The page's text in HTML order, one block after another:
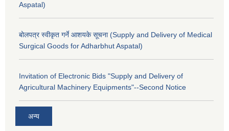
Aspatal)
बोलपत्र स्वीकृत गर्ने आशयके सूचना (Supply and Delivery of Medical
Surgical Goods for Adharbhut Aspatal)
Invitation of Electronic Bids "Supply and Delivery of
Agricultural Machinery Equipments"--Second Notice
अन्य